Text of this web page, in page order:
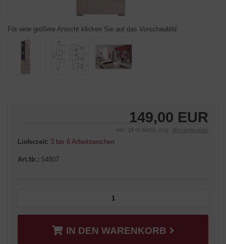
Für eine größere Ansicht klicken Sie auf das Vorschaubild
149,00 EUR
inkl. 19 % MwSt. zzgl. Versandkosten
Lieferzeit: 3 bis 6 Arbeitswochen
Art.Nr.: 54807
IN DEN WARENKORB